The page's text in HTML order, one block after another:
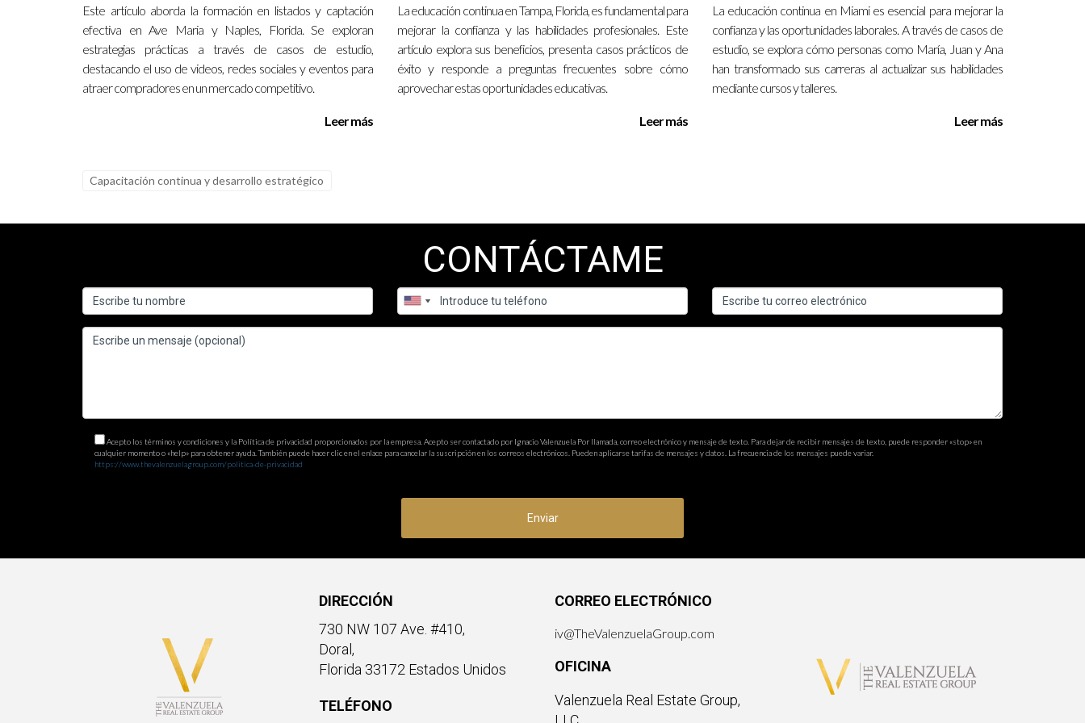
Este artículo aborda la formación en listados y captación
efectiva en Ave Maria y Naples, Florida. Se exploran
estrategias prácticas a través de casos de estudio,
destacando el uso de videos, redes sociales y eventos para
atraer compradores en un mercado competitivo.
Leer más
La educación continua en Tampa, Florida, es fundamental para
mejorar la confianza y las habilidades profesionales. Este
artículo explora sus beneficios, presenta casos prácticos de
éxito y responde a preguntas frecuentes sobre cómo
aprovechar estas oportunidades educativas.
Leer más
La educación continua en Miami es esencial para mejorar la
confianza y las oportunidades laborales. A través de casos de
estudio, se explora cómo personas como María, Juan y Ana
han transformado sus carreras al actualizar sus habilidades
mediante cursos y talleres.
Leer más
Capacitación continua y desarrollo estratégico
CONTÁCTAME
Acepto los términos y condiciones y la Política de privacidad proporcionados por la empresa. Acepto ser contactado por Ignacio Valenzuela Por llamada, correo electrónico y mensaje de texto. Para dejar de recibir mensajes de texto, puede responder «stop» en
cualquier momento o «help» para obtener ayuda. También puede hacer clic en el enlace para cancelar la suscripción en los correos electrónicos. Pueden aplicarse tarifas de mensajes y datos. La frecuencia de los mensajes puede variar.
https://www.thevalenzuelagroup.com/politica-de-privacidad
Enviar
DIRECCIÓN
730 NW 107 Ave. #410,
Doral,
Florida 33172 Estados Unidos
TELÉFONO
CORREO ELECTRÓNICO
iv@TheValenzuelaGroup.com
OFICINA
Valenzuela Real Estate Group,